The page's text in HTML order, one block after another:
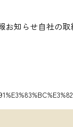
お知らせ自社の